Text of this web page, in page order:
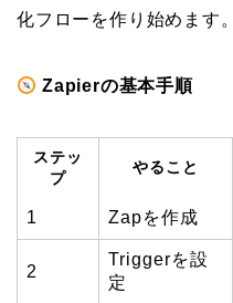
化フローを作り始めます。
Zapierの基本手順
ステッ
プ
やること
1 Zapを作成
2
Triggerを設
定